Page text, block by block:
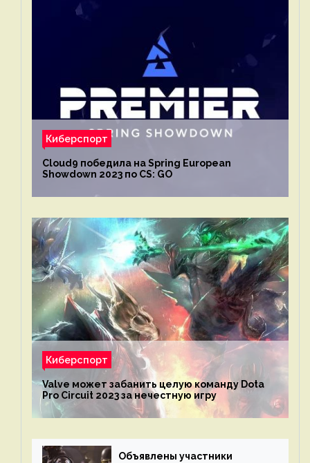
Киберспорт
Cloud9 победила на Spring European
Showdown 2023 по CS: GO
Киберспорт
Valve может забанить целую команду Dota
Pro Circuit 2023 за нечестную игру
Объявлены участники